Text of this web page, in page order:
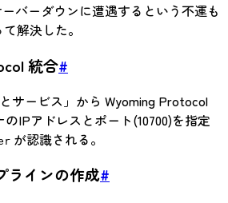
バーダウンに遭遇するという不運も
解決した。
統合#
サービス」から Wyoming Protocol
IPアドレスとポート(10700)を指定
が認識される。
ラインの作成#